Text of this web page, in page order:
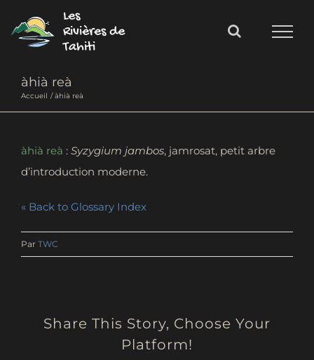
au
contenu
Les
Rivières de
Tahiti
àhià reà
Accueil àhià reà
àhià reà : Syzygium jambos, jamrosat, petit arbre
d’introduction moderne.
« Back to Glossary Index
Par TWC
Share This Story, Choose Your
Platform!